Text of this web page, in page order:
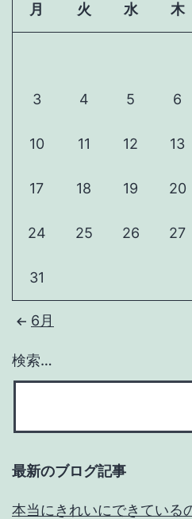
月 火 水 木
3 4 5 6
10 11 12 13
17 18 19 20
24 25 26 27
31
6月
検索…
最新のブログ記事
本当にきれいにできている